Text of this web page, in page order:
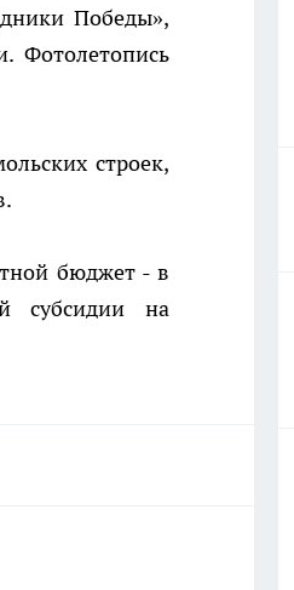
Победы»,
Фотолетопись
строек,
бюджет - в
субсидии на